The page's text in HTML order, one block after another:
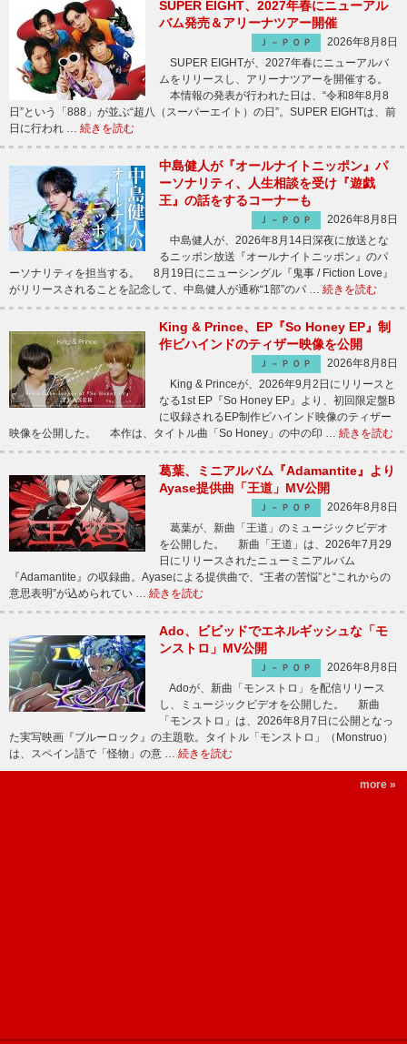
SUPER EIGHT、2027年春にニューアル
バム発売＆アリーナツアー開催
Ｊ－ＰＯＰ
2026年8月8日
SUPER EIGHTが、2027年春にニューアルバ
ムをリリースし、アリーナツアーを開催する。
本情報の発表が行われた日は、“令和8年8月8
日”という「888」が並ぶ“超八（スーパーエイト）の日”。SUPER EIGHTは、前
日に行われ … 続きを読む
中島健人が『オールナイトニッポン』パ
ーソナリティ、人生相談を受け『遊戯
王』の話をするコーナーも
Ｊ－ＰＯＰ
2026年8月8日
中島健人が、2026年8月14日深夜に放送とな
るニッポン放送『オールナイトニッポン』のパ
ーソナリティを担当する。 8月19日にニューシングル『鬼事 / Fiction Love』
がリリースされることを記念して、中島健人が通称“1部”のパ … 続きを読む
King & Prince、EP『So Honey EP』制
作ビハインドのティザー映像を公開
Ｊ－ＰＯＰ
2026年8月8日
King & Princeが、2026年9月2日にリリースと
なる1st EP『So Honey EP』より、初回限定盤B
に収録されるEP制作ビハインド映像のティザー
映像を公開した。 本作は、タイトル曲「So Honey」の中の印 … 続きを読む
葛葉、ミニアルバム『Adamantite』より
Ayase提供曲「王道」MV公開
Ｊ－ＰＯＰ
2026年8月8日
葛葉が、新曲「王道」のミュージックビデオ
を公開した。 新曲「王道」は、2026年7月29
日にリリースされたニューミニアルバム
『Adamantite』の収録曲。Ayaseによる提供曲で、“王者の苦悩”と“これからの
意思表明”が込められてい … 続きを読む
Ado、ビビッドでエネルギッシュな「モ
ンストロ」MV公開
Ｊ－ＰＯＰ
2026年8月8日
Adoが、新曲「モンストロ」を配信リリース
し、ミュージックビデオを公開した。 新曲
「モンストロ」は、2026年8月7日に公開となっ
た実写映画『ブルーロック』の主題歌。タイトル「モンストロ」（Monstruo）
は、スペイン語で「怪物」の意 … 続きを読む
more »